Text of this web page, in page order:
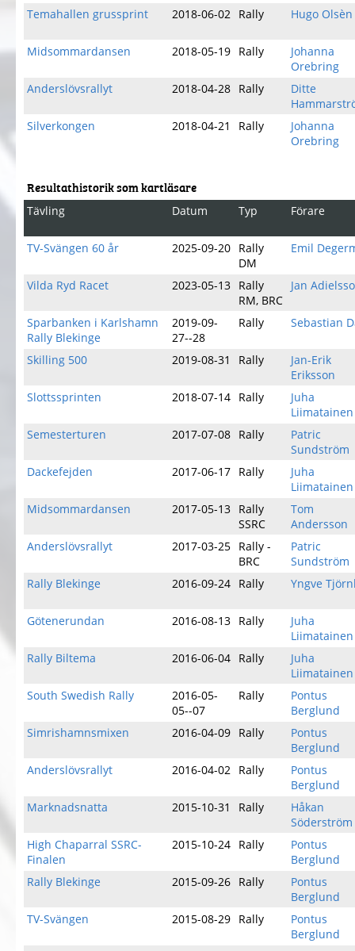
Temahallen grussprint
2018-06-02 Rally Hugo Olsèn
Midsommardansen 2018-05-19 Rally
Johanna
Orebring
Anderslövsrallyt
2018-04-28 Rally
Ditte
Silverkongen
2018-04-21 Rally
Johanna
Orebring
Resultathistorik som kartläsare
Tävling Datum Typ Förare
TV-Svängen 60 år 2025-09-20 Rally
DM
Emil
Vilda Ryd Racet 2023-05-13 Rally
RM, BRC
Jan
Sparbanken i Karlshamn
Rally Blekinge
2019-09-
27--28
Rally Sebastian
Skilling 500 2019-08-31 Rally
Jan-Erik
Eriksson
Slottssprinten
2018-07-14 Rally
Juha
Liimatainen
Semesterturen
2017-07-08 Rally
Patric
Sundström
Dackefejden
2017-06-17 Rally
Juha
Liimatainen
Midsommardansen
2017-05-13 Rally
SSRC
Tom
Andersson
Anderslövsrallyt
2017-03-25 Rally -
BRC
Patric
Sundström
Rally Blekinge
2016-09-24 Rally Yngve
Götenerundan 2016-08-13 Rally
Juha
Liimatainen
Rally Biltema
2016-06-04 Rally
Juha
Liimatainen
South Swedish Rally
2016-05-
05--07
Rally
Pontus
Berglund
Simrishamnsmixen
2016-04-09 Rally
Pontus
Berglund
Anderslövsrallyt
2016-04-02 Rally
Pontus
Berglund
Marknadsnatta
2015-10-31 Rally
Håkan
Söderström
High Chaparral SSRC-
Finalen
2015-10-24 Rally
Pontus
Berglund
Rally Blekinge
2015-09-26 Rally
Pontus
Berglund
TV-Svängen
2015-08-29 Rally
Pontus
Berglund